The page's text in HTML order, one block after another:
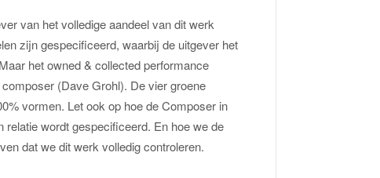
van het volledige aandeel van dit werk
zijn gespecificeerd, waarbij de uitgever het
het owned & collected performance
(Dave Grohl). De vier groene
vormen. Let ook op hoe de Composer in
wordt gespecificeerd. En hoe we de
dat we dit werk volledig controleren.